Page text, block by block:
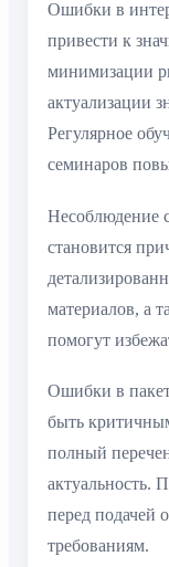
Ошибки в
привести к
минимизации
актуализации
Регулярное
семинаров
Несоблюдение
становится
материалов, а
помогут
Ошибки в
быть
полный
актуальность.
перед подачей
требованиям.